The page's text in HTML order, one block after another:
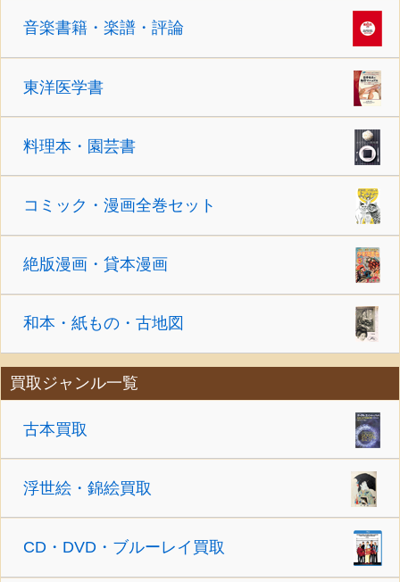
音楽書籍・楽譜・評論
東洋医学書
料理本・園芸書
コミック・漫画全巻セット
絶版漫画・貸本漫画
和本・紙もの・古地図
買取ジャンル一覧
古本買取
浮世絵・錦絵買取
CD・DVD・ブルーレイ買取